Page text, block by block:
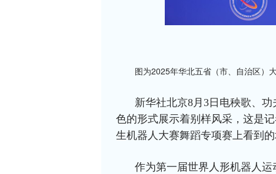
图为2025年华北五省（市、自治区）
新华社北京8月3日电秧歌、
色的形式展示着别样风采，这是
生机器人大赛舞蹈专项赛上看到的
作为第一届世界人形机器人